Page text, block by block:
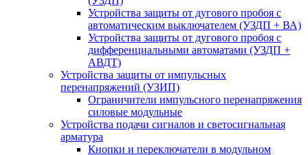
Устройства защиты от дугового пробоя с
автоматическим выключателем (УЗДП + ВА)
Устройства защиты от дугового пробоя с
дифференциальными автоматами (УЗДП +
АВДТ)
Устройства защиты от импульсных
перенапряжений (УЗИП)
Ограничители импульсного перенапряжения
силовые модульные
Устройства подачи сигналов и светосигнальная
арматура
Кнопки и переключатели в модульном